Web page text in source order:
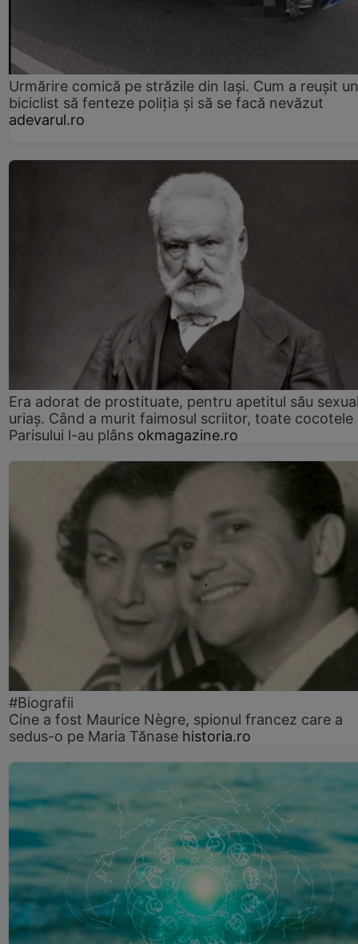
Urmărire comică pe străzile din Iași. Cum a reușit un
biciclist să fenteze poliția și să se facă nevăzut
adevarul.ro
Era adorat de prostituate, pentru apetitul său
uriaș. Când a murit faimosul scriitor, toate cocotele
Parisului l-au plâns okmagazine.ro
#Biografii
Cine a fost Maurice Nègre, spionul francez care a
sedus-o pe Maria Tănase historia.ro